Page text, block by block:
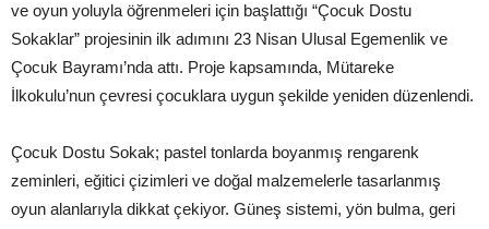
ve oyun yoluyla öğrenmeleri için başlattığı “Çocuk Dostu
Sokaklar” projesinin ilk adımını 23 Nisan Ulusal Egemenlik ve
Çocuk Bayramı’nda attı. Proje kapsamında, Mütareke
İlkokulu’nun çevresi çocuklara uygun şekilde yeniden düzenlendi.
Çocuk Dostu Sokak; pastel tonlarda boyanmış rengarenk
zeminleri, eğitici çizimleri ve doğal malzemelerle tasarlanmış
oyun alanlarıyla dikkat çekiyor. Güneş sistemi, yön bulma, geri